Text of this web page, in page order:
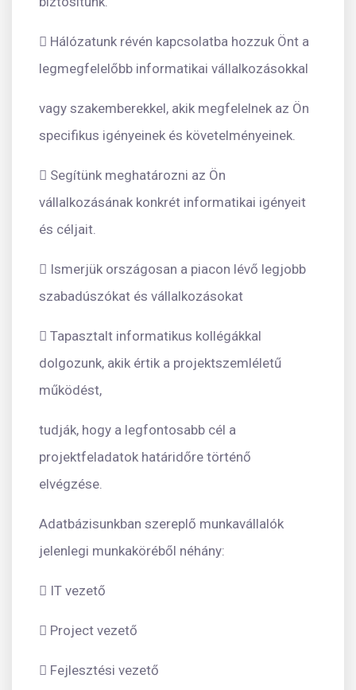
 Hálózatunk révén kapcsolatba hozzuk Önt a
legmegfelelőbb informatikai vállalkozásokkal
vagy szakemberekkel, akik megfelelnek az Ön
specifikus igényeinek és követelményeinek.
 Segítünk meghatározni az Ön
vállalkozásának konkrét informatikai igényeit
és céljait.
 Ismerjük országosan a piacon lévő legjobb
szabadúszókat és vállalkozásokat
 Tapasztalt informatikus kollégákkal
dolgozunk, akik értik a projektszemléletű
működést,
tudják, hogy a legfontosabb cél a
projektfeladatok határidőre történő
elvégzése.
Adatbázisunkban szereplő munkavállalók
jelenlegi munkaköréből néhány:
 IT vezető
 Project vezető
 Fejlesztési vezető